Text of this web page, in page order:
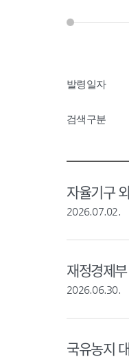
발령일자
검색구분
자율기구
2026.07.02.
재정경제
2026.06.30.
국유농지